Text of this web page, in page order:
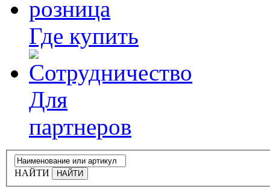
Где купить
Для
партнеров
НАЙТИ